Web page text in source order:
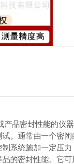
品密封性能的仪
。通常由一个密
系统施加一定压
的密封性能。它